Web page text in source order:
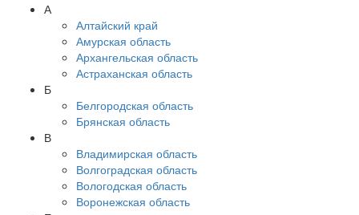
А
Алтайский край
Амурская область
Архангельская область
Астраханская область
Б
Белгородская область
Брянская область
В
Владимирская область
Волгоградская область
Вологодская область
Воронежская область